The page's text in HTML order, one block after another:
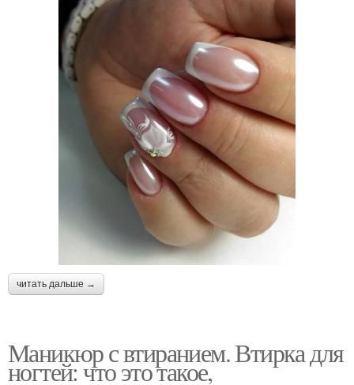
читать дальше →
Маникюр с втиранием. Втирка для
ногтей: что это такое,